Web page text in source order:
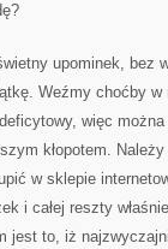
upominek, bez
Weźmy choćby w
więc
kłopotem.
w sklepie
i całej reszty
jest to, iż